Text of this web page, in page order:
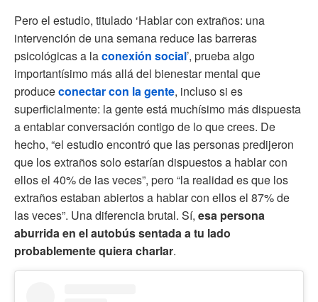
Pero el estudio, titulado ‘Hablar con extraños: una
intervención de una semana reduce las barreras
psicológicas a laconexión social’, prueba algo
importantísimo más allá del bienestar mental que
produceconectar con la gente, incluso si es
superficialmente: la gente está muchísimo más dispuesta
a entablar conversación contigo de lo que crees. De
hecho, “el estudio encontró que las personas predijeron
que los extraños solo estarían dispuestos a hablar con
ellos el 40% de las veces”, pero “la realidad es que los
extraños estaban abiertos a hablar con ellos el 87% de
las veces”. Una diferencia brutal. Sí, esa persona
aburrida en el autobús sentada a tu lado
probablemente quiera charlar.